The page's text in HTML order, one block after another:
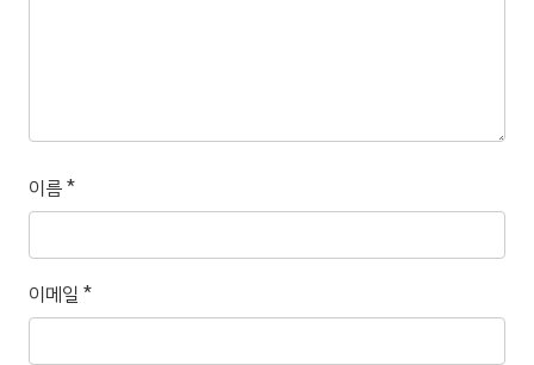
이름*
이메일 *